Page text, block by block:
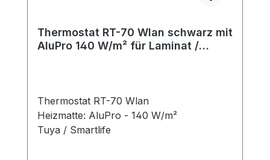
Thermostat RT-70 Wlan schwarz mit
AluPro 140 W/m² für Laminat /
Thermostat RT-70 Wlan
Heizmatte: AluPro - 140 W/m²
Tuya / Smartlife